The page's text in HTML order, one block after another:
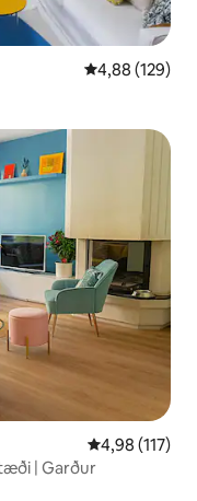
4,88 af 5 í
4,88 (129)
4,98 af 5 í
4,98 (117)
| Garður